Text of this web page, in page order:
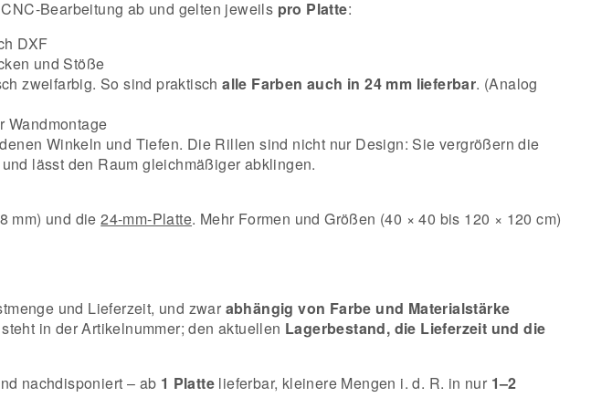
Bearbeitung ab und gelten jeweils pro Platte:
DXF
und Stöße
zweifarbig. So sind praktischalle Farben auch in 24 mm lieferbar. (Analog
Wandmontage
Winkeln und Tiefen. Die Rillen sind nicht nur Design: Sie vergrößern die
lässt den Raum gleichmäßiger abklingen.
mm) und die24-mm-Platte. Mehr Formen und Größen (40 × 40 bis 120 × 120 cm)
und Lieferzeit, und zwar abhängig von Farbe und Materialstärke
in der Artikelnummer; den aktuellen Lagerbestand, die Lieferzeit und die
nachdisponiert – ab 1 Platte lieferbar, kleinere Mengen i. d. R. in nur 1–2